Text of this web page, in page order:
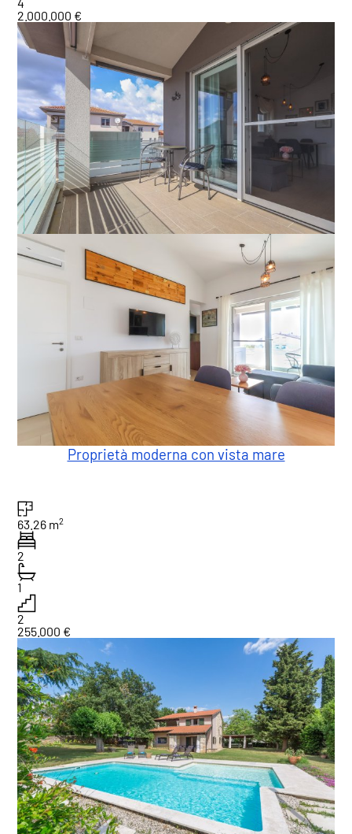
4
2.000.000 €
Proprietà moderna con vista mare
63.26 m2
2
1
2
255.000 €